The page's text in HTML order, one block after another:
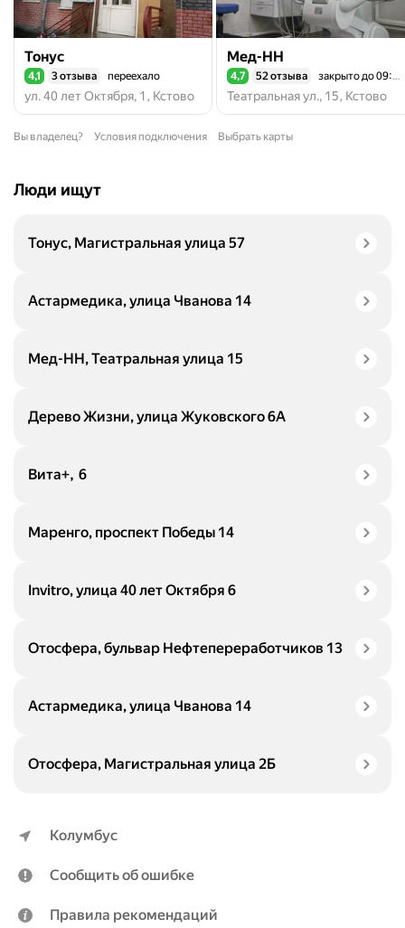
Тонус
Рейтинг 4,1 из 5
4,1 3 отзыва переехало
ул. 40 лет Октября, 1, Кстово
Мед-НН
Рейтинг 4,7 из 5
4,7 52 отзыва закрыто до 09:00
Театральная ул., 15, Кстово
Вы владелец? Условия подключения Выбрать карты
Люди ищут
Тонус, Магистральная улица 57
Астармедика, улица Чванова 14
Мед-НН, Театральная улица 15
Дерево Жизни, улица Жуковского 6А
Вита+, 6
Маренго, проспект Победы 14
Invitro, улица 40 лет Октября 6
Отосфера, бульвар Нефтепереработчиков 13
Астармедика, улица Чванова 14
Отосфера, Магистральная улица 2Б
Колумбус
Сообщить об ошибке
Правила рекомендаций